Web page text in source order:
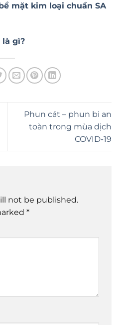
mặt kim loại chuẩn SA
là gì?
Phun cát – phun bi an
toàn trong mùa dịch
COVID-19
not be published.
*